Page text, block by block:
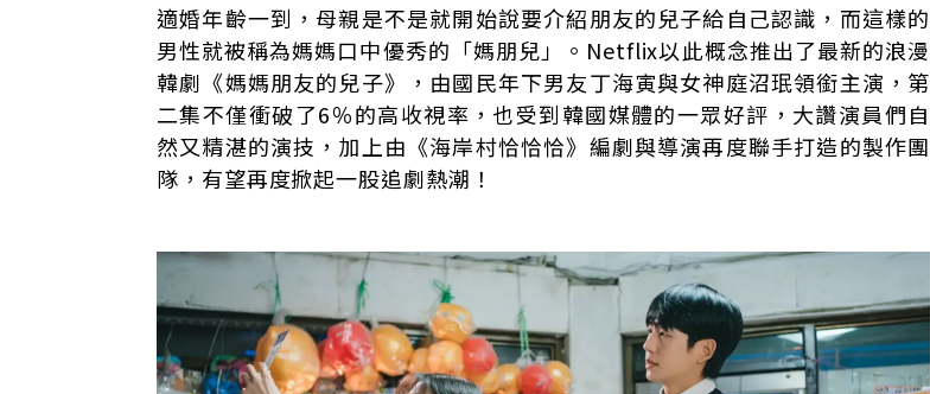
《媽媽朋友的兒子》劇情簡介
亮點一、尚未大爆的兩位實力派演員首次攜手合作
亮點二、引發共鳴的人設 「人生好像過熱了，需要重新開機。」
亮點三、收視率與討論度飆高 復刻《海岸村恰恰恰》的小區羅曼史
適婚年齡一到，母親是不是就開始說要介紹朋友的兒子給自己認識，而這樣的
男性就被稱為媽媽口中優秀的「媽朋兒」。Netflix以此概念推出了最新的浪漫
韓劇《媽媽朋友的兒子》，由國民年下男友丁海寅與女神庭沼珉領銜主演，第
二集不僅衝破了6％的高收視率，也受到韓國媒體的一眾好評，大讚演員們自
然又精湛的演技，加上由《海岸村恰恰恰》編劇與導演再度聯手打造的製作團
隊，有望再度掀起一股追劇熱潮！